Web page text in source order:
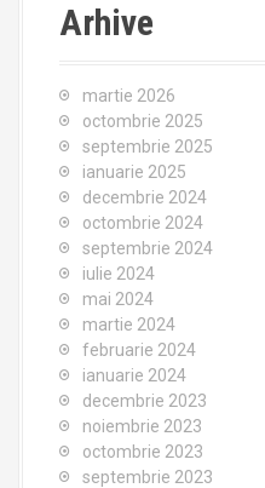
Arhive
martie 2026
octombrie 2025
septembrie 2025
ianuarie 2025
decembrie 2024
octombrie 2024
septembrie 2024
iulie 2024
mai 2024
martie 2024
februarie 2024
ianuarie 2024
decembrie 2023
noiembrie 2023
octombrie 2023
septembrie 2023